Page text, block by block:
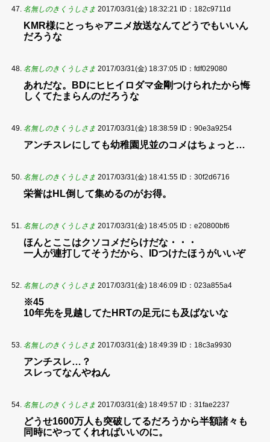
名無しのきくうしさま 2017/03/31(金) 18:32:21 ID：182c9711d
KMR様にとっちゃアニメ放送なんてどうでもいいん
だろうな
名無しのきくうしさま 2017/03/31(金) 18:37:05 ID：fdf029080
あれだな。BDにヒヒイロダマ金剛つけられたから悔
しくてたまらんのだろうな
名無しのきくうしさま 2017/03/31(金) 18:38:59 ID：90e3a9254
アンチスレにしても幼稚園児並のコメはちょっと…
名無しのきくうしさま 2017/03/31(金) 18:41:55 ID：30f2d6716
栄誉はHL倒して集めるのがお得。
名無しのきくうしさま 2017/03/31(金) 18:45:05 ID：e20800bf6
ほんとここはクソコメだらけだな・・・
一人が連打してそうだから、IDつけたほうがいいぞ
名無しのきくうしさま 2017/03/31(金) 18:46:09 ID：023a855a4
※45
10年先を見越してたHRTの足元にも及ばないな
名無しのきくうしさま 2017/03/31(金) 18:49:39 ID：18c3a9930
アンチスレ…？
スレってなんやねん
名無しのきくうしさま 2017/03/31(金) 18:49:57 ID：31fae2237
どうせ1600万人も突破してるだろうから半額諸々も
同時にやってくれればいいのに。